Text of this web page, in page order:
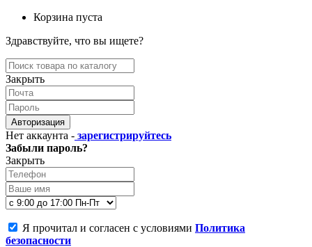
Корзина пуста
Здравствуйте, что вы ищете?
Закрыть
Авторизация
Нет аккаунта - зарегистрируйтесь
Забыли пароль?
Закрыть
Я прочитал и согласен с условиями Политика
безопасности